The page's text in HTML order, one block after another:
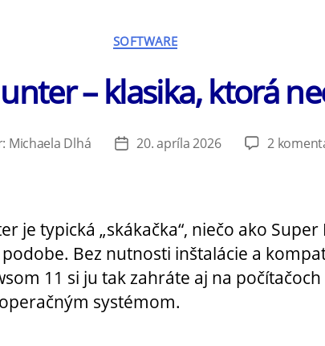
Kategórie
SOFTWARE
– klasika, ktorá
Michaela Dlhá
Dátum
20. apríla 2026 2
je typická „skákačka“, niečo ako Super
Bez nutnosti inštalácie a
11 si ju tak zahráte aj na počítačoch
systémom.